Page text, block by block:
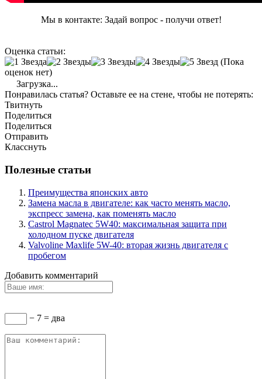
Мы в контакте: Задай вопрос - получи ответ!
Оценка статьи:
(Пока
оценок нет)
Загрузка...
Понравилась статья? Оставьте ее на стене, чтобы не потерять:
Твитнуть
Поделиться
Поделиться
Отправить
Класснуть
Полезные статьи
Преимущества японских авто
Замена масла в двигателе: как часто менять масло,
экспресс замена, как поменять масло
Castrol Magnatec 5W40: максимальная защита при
холодном пуске двигателя
Valvoline Maxlife 5W-40: вторая жизнь двигателя с
пробегом
Добавить комментарий
− 7 = два